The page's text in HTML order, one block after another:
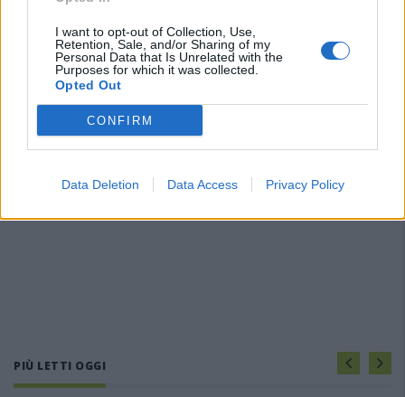
I want to opt-out of Collection, Use,
Retention, Sale, and/or Sharing of my
Personal Data that Is Unrelated with the
Purposes for which it was collected.
Opted Out
CONFIRM
Data Deletion Data Access Privacy Policy
PIÙ LETTI OGGI